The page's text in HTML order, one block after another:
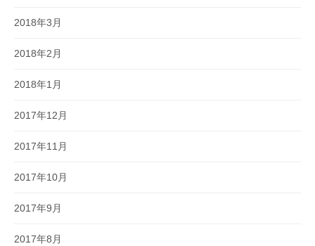
2018年3月
2018年2月
2018年1月
2017年12月
2017年11月
2017年10月
2017年9月
2017年8月